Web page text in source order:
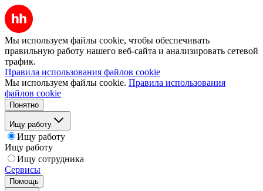
Мы используем файлы cookie, чтобы обеспечивать
правильную работу нашего веб-сайта и анализировать сетевой
трафик.
Правила использования файлов cookie
Мы используем файлы cookie. Правила использования
файлов cookie
Понятно
Ищу работу
Ищу работу
Ищу работу
Ищу сотрудника
Сервисы
Помощь